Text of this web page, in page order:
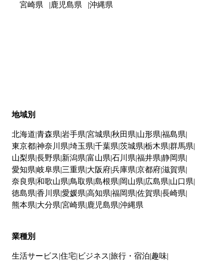
宮崎県
鹿児島県 沖縄県
地域別
北海道 青森県 岩手県 宮城県 秋田県 山形県 福島県
東京都神奈川県 埼玉県 千葉県 茨城県 栃木県 群馬県
山梨県 長野県 新潟県 富山県 石川県 福井県 静岡県
愛知県 岐阜県 三重県 大阪府兵庫県 京都府滋賀県
奈良県 和歌山県 鳥取県 島根県 岡山県 広島県 山口県
徳島県 香川県 愛媛県 高知県 福岡県 佐賀県 長崎県
熊本県 大分県 宮崎県 鹿児島県 沖縄県
業種別
生活サービス 住宅 ビジネス 旅行・宿泊 趣味